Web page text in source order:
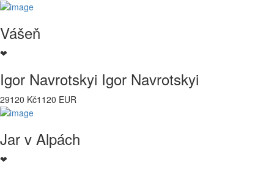
Vášeň
❤
Igor Navrotskyi Igor Navrotskyi
29120 Kč1120 EUR
Jar v Alpách
❤